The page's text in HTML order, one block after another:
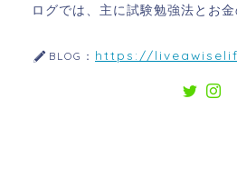
ログでは、主に試験勉強法とお
BLOG： https://